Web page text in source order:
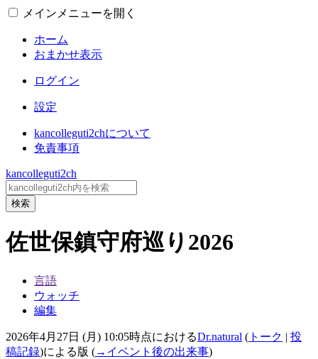
メインメニューを開く
ホーム
おまかせ表示
ログイン
設定
kancolleguti2chについて
免責事項
kancolleguti2ch
検索
佐世保鎮守府巡り2026
言語
ウォッチ
編集
2026年4月27日 (月) 10:05時点におけるDr.natural ( トーク | 投
稿記録)による版 (→‎イベント後の出来事)